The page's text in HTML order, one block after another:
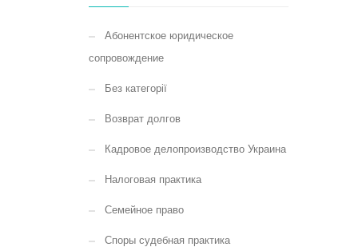
Абонентское юридическое
сопровождение
Без категорії
Возврат долгов
Кадровое делопроизводство Украина
Налоговая практика
Семейное право
Споры судебная практика